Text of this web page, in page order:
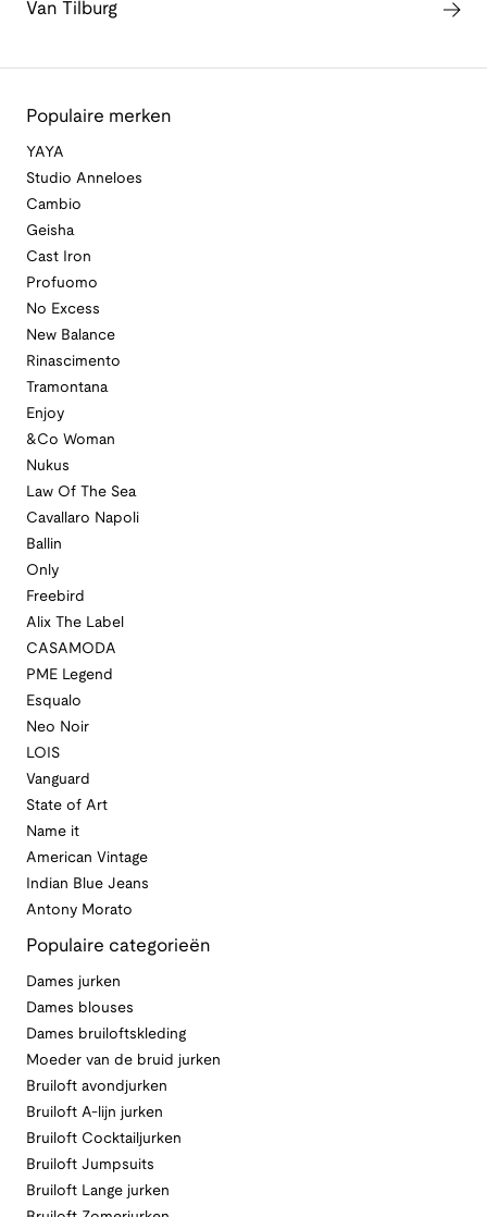
Van Tilburg
Populaire merken
YAYA
Studio Anneloes
Cambio
Geisha
Cast Iron
Profuomo
No Excess
New Balance
Rinascimento
Tramontana
Enjoy
&Co Woman
Nukus
Law Of The Sea
Cavallaro Napoli
Ballin
Only
Freebird
Alix The Label
CASAMODA
PME Legend
Esqualo
Neo Noir
LOIS
Vanguard
State of Art
Name it
American Vintage
Indian Blue Jeans
Antony Morato
Populaire categorieën
Dames jurken
Dames blouses
Dames bruiloftskleding
Moeder van de bruid jurken
Bruiloft avondjurken
Bruiloft A-lijn jurken
Bruiloft Cocktailjurken
Bruiloft Jumpsuits
Bruiloft Lange jurken